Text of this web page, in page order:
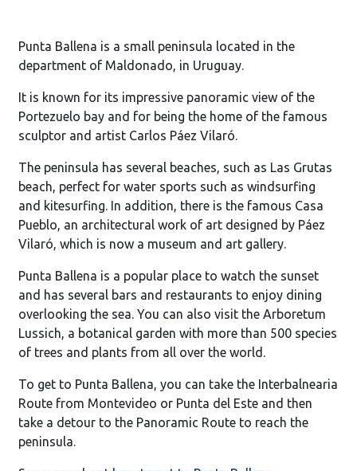
Punta Ballena is a small peninsula located in the
department of Maldonado, in Uruguay.
It is known for its impressive panoramic view of the
Portezuelo bay and for being the home of the famous
sculptor and artist Carlos Páez Vilaró.
The peninsula has several beaches, such as Las Grutas
beach, perfect for water sports such as windsurfing
and kitesurfing. In addition, there is the famous Casa
Pueblo, an architectural work of art designed by Páez
Vilaró, which is now a museum and art gallery.
Punta Ballena is a popular place to watch the sunset
and has several bars and restaurants to enjoy dining
overlooking the sea. You can also visit the Arboretum
Lussich, a botanical garden with more than 500 species
of trees and plants from all over the world.
To get to Punta Ballena, you can take the Interbalnearia
Route from Montevideo or Punta del Este and then
take a detour to the Panoramic Route to reach the
peninsula.